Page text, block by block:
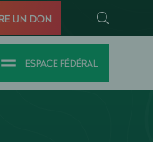
UN DON
ESPACE FÉDÉRAL